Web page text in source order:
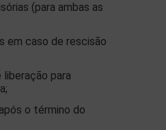
(para ambas as
em caso de rescisão
liberação para
o término do